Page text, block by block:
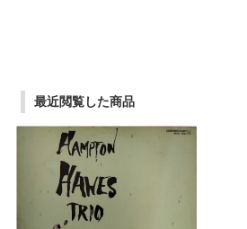
最近閲覧した商品